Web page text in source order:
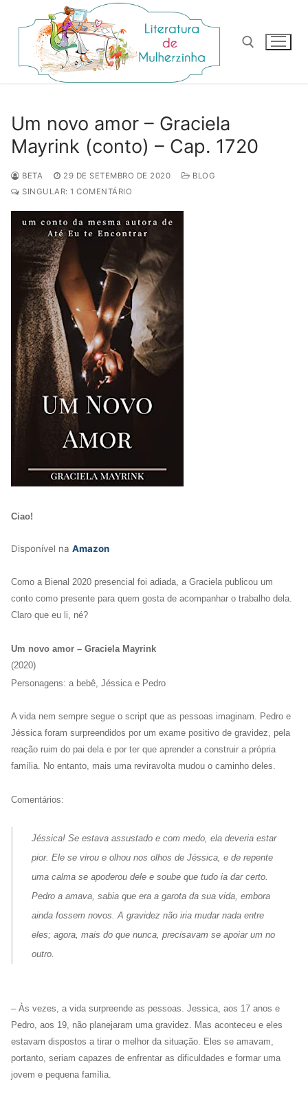
para
conteúdo
Um novo amor – Graciela
Mayrink (conto) – Cap. 1720
BETA 29 DE SETEMBRO DE 2020
BLOG
SINGULAR: 1 COMENTÁRIO
Ciao!
Disponível na Amazon
Como a Bienal 2020 presencial foi adiada, a Graciela publicou um
conto como presente para quem gosta de acompanhar o trabalho dela.
Claro que eu li, né?
Um novo amor – Graciela Mayrink
(2020)
Personagens: a bebê, Jéssica e Pedro
A vida nem sempre segue o script que as pessoas imaginam. Pedro e
Jéssica foram surpreendidos por um exame positivo de gravidez, pela
reação ruim do pai dela e por ter que aprender a construir a própria
família. No entanto, mais uma reviravolta mudou o caminho deles.
Comentários:
Jéssica! Se estava assustado e com medo, ela deveria estar
pior. Ele se virou e olhou nos olhos de Jéssica, e de repente
uma calma se apoderou dele e soube que tudo ia dar certo.
Pedro a amava, sabia que era a garota da sua vida, embora
ainda fossem novos. A gravidez não iria mudar nada entre
eles; agora, mais do que nunca, precisavam se apoiar um no
outro.
– Às vezes, a vida surpreende as pessoas. Jessica, aos 17 anos e
Pedro, aos 19, não planejaram uma gravidez. Mas aconteceu e eles
estavam dispostos a tirar o melhor da situação. Eles se amavam,
portanto, seriam capazes de enfrentar as dificuldades e formar uma
jovem e pequena família.